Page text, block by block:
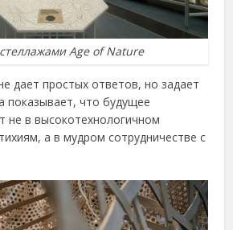
Age of Nature
дает простых ответов, но задает
показывает, что будущее
не в высокотехнологичном
а в мудром сотрудничестве с